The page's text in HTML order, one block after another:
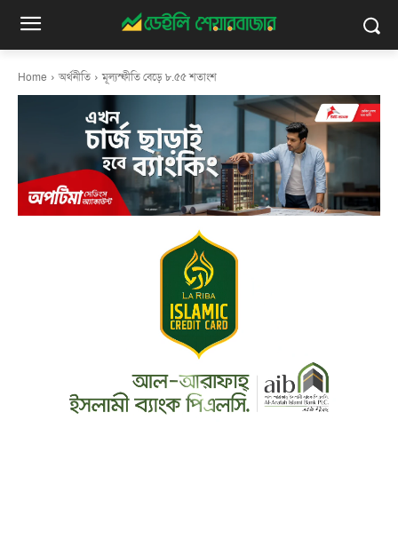
Home অর্থনীতি মূল্যস্ফীতি বেড়ে ৮.৫৫ শতাংশ